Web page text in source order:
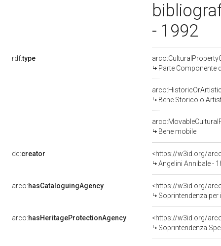
- 1992
rdf:type
Parte Componente
Bene Storico o
Bene mobile
dc:creator
<https://w3id.org/
Angelini Annibale -
arco:hasCataloguingAgency
<https://w3id.org/
Soprintendenza
arco:hasHeritageProtectionAgency
<https://w3id.org/
Soprintendenza